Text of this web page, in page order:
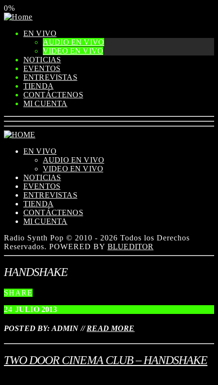
0%
EN VIVO
AUDIO EN VIVO
VIDEO EN VIVO
NOTICIAS
EVENTOS
ENTREVISTAS
TIENDA
CONTÁCTENOS
MI CUENTA
EN VIVO
AUDIO EN VIVO
VIDEO EN VIVO
NOTICIAS
EVENTOS
ENTREVISTAS
TIENDA
CONTÁCTENOS
MI CUENTA
Radio Synth Pop © 2010 - 2026 Todos los Derechos
Reservados. POWERED BY BLUEDITOR
HANDSHAKE
SHARE
24 JULIO 2013
POSTED BY: ADMIN //READ MORE
TWO DOOR CINEMA CLUB – HANDSHAKE